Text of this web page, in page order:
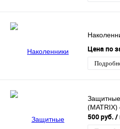
Цена по
(MATRIX)
500 руб. /